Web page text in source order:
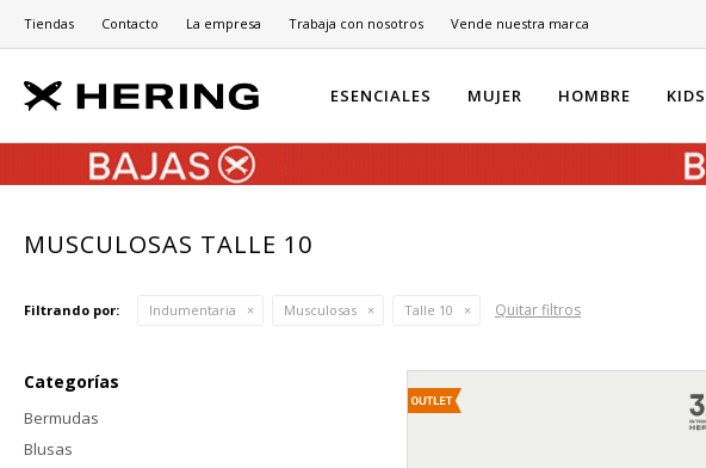
ESENCIALES MUJER HOMBRE KIDS
Tiendas Contacto La empresa Trabaja con nosotros Vende nuestra marca
MUSCULOSAS TALLE 10
Filtrando por: Indumentaria Musculosas Talle 10 Quitar filtros
Categorías
Bermudas
Blusas